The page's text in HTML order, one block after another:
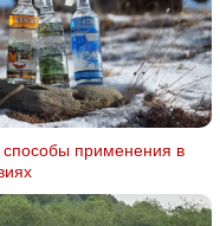
применения в